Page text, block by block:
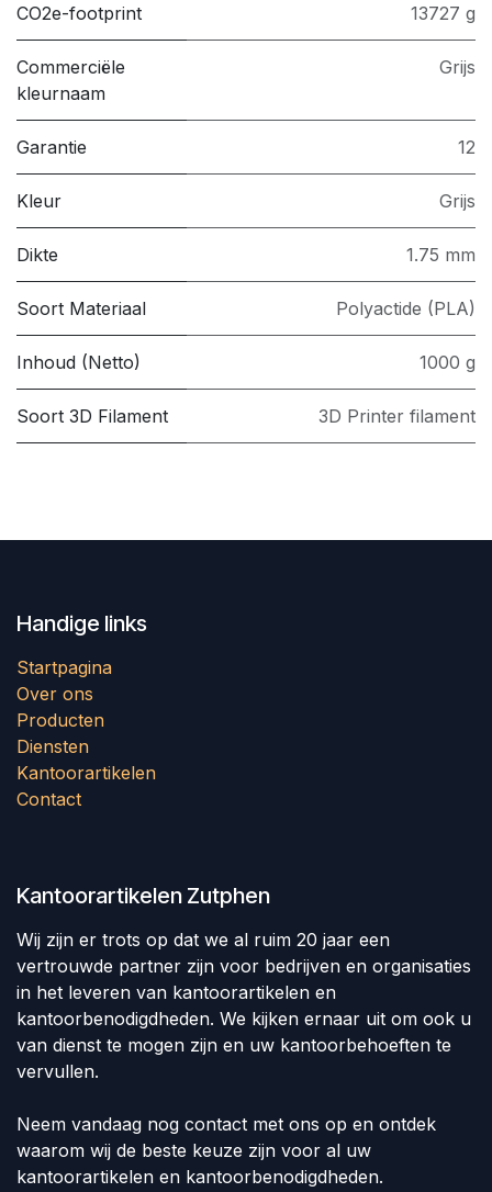
CO2e-footprint 13727 g
Commerciële
kleurnaam
Grijs
Garantie 12
Kleur Grijs
Dikte 1.75 mm
Soort Materiaal Polyactide (PLA)
Inhoud (Netto) 1000 g
Soort 3D Filament 3D Printer filament
Handige links
Startpagina
Over ons
Producten
Diensten
Kantoorartikelen
Contact
Kantoorartikelen Zutphen
Wij zijn er trots op dat we al ruim 20 jaar een
vertrouwde partner zijn voor bedrijven en organisaties
in het leveren van kantoorartikelen en
kantoorbenodigdheden. We kijken ernaar uit om ook u
van dienst te mogen zijn en uw kantoorbehoeften te
vervullen.
Neem vandaag nog contact met ons op en ontdek
waarom wij de beste keuze zijn voor al uw
kantoorartikelen en kantoorbenodigdheden.